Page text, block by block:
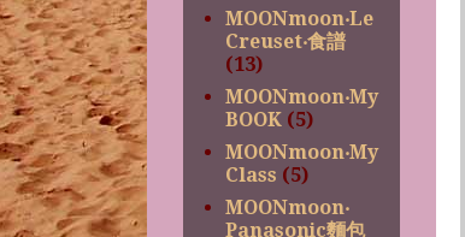
MOONmoon‧Le
Creuset‧食譜
(13)
MOONmoon‧My
BOOK (5)
MOONmoon‧My
Class (5)
MOONmoon‧
Panasonic麵包